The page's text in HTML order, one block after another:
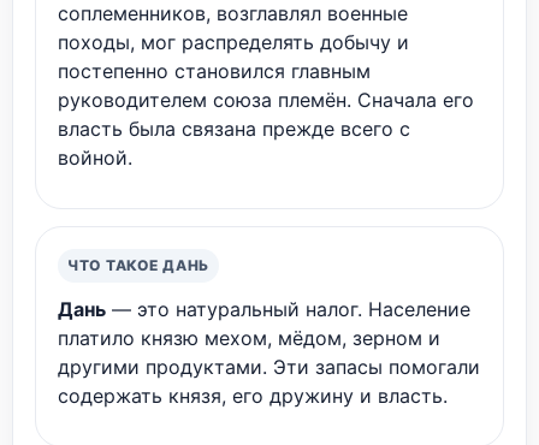
соплеменников, возглавлял военные
походы, мог распределять добычу и
постепенно становился главным
руководителем союза племён. Сначала его
власть была связана прежде всего с
войной.
ЧТО ТАКОЕ ДАНЬ
Дань — это натуральный налог. Население
платило князю мехом, мёдом, зерном и
другими продуктами. Эти запасы помогали
содержать князя, его дружину и власть.